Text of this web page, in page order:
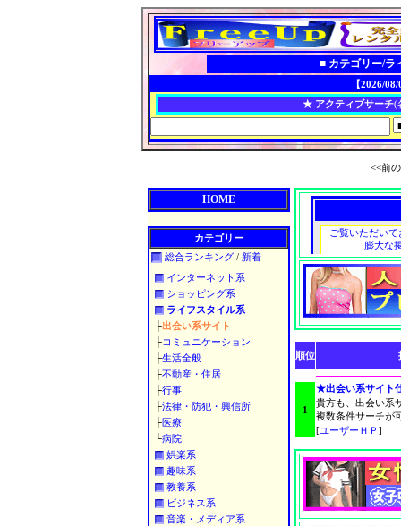
■ カテゴリー/ラ
【2026/
★ アクティブサーチ(
<<前
HOME
カテゴリー
総合ランキング / 新着
インターネット系
ショッピング系
ライフスタイル系
├出会い系サイト
├コミュニケーション
├生活全般
├不動産・住居
├行事
├法律・防犯・興信所
├医療
└病院
娯楽系
趣味系
教養系
ビジネス系
音楽・メディア系
順位
1
★出会い系サイト
貴方も、出会い系
複数条件サーチが
[ユーザーＨＰ ]